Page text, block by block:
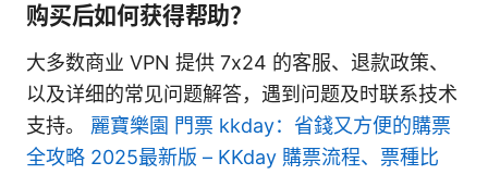
购买后如何获得帮助？
大多数商业 VPN 提供 7x24 的客服、退款政策、
以及详细的常见问题解答，遇到问题及时联系技术
支持。 麗寶樂園 門票 kkday：省錢又方便的購票
全攻略 2025最新版 – KKday 購票流程、票種比